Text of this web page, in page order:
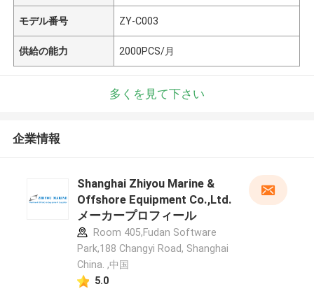
モデル番号 ZY-C003
供給の能力 2000PCS/月
多くを見て下さい
企業情報
Shanghai Zhiyou Marine &
Offshore Equipment Co.,Ltd.
メーカープロフィール
Room 405,Fudan Software
Park,188 Changyi Road, Shanghai
China. ,中国
5.0